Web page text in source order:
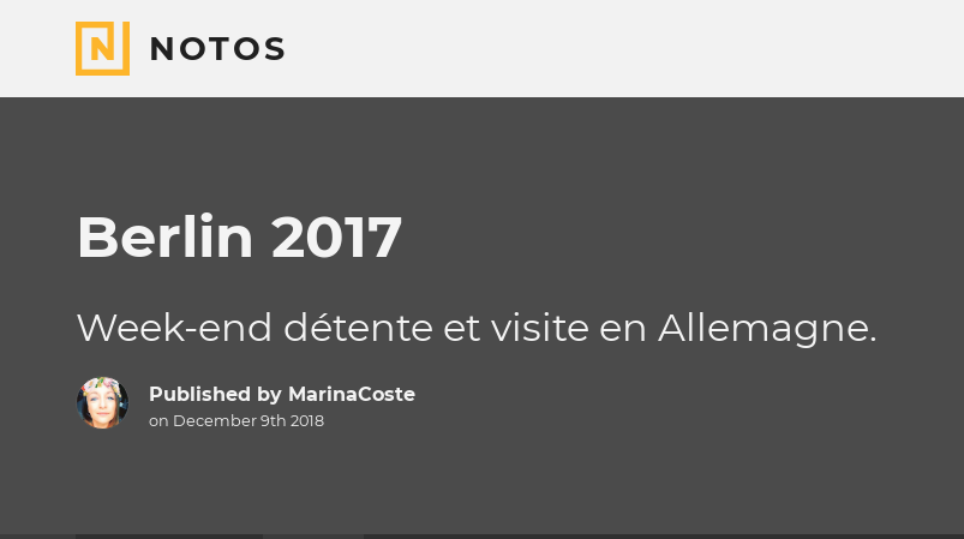
NOTOS
Berlin 2017
Week-end détente et visite en Allemagne.
Published by MarinaCoste
on December 9th 2018